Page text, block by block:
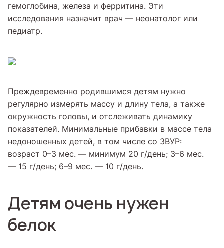
гемоглобина, железа и ферритина. Эти
исследования назначит врач — неонатолог или
педиатр.
Преждевременно родившимся детям нужно
регулярно измерять массу и длину тела, а также
окружность головы, и отслеживать динамику
показателей. Минимальные прибавки в массе тела
недоношенных детей, в том числе со ЗВУР:
возраст 0–3 мес. — минимум 20 г/день; 3–6 мес.
— 15 г/день; 6–9 мес. — 10 г/день.
Детям очень нужен
белок